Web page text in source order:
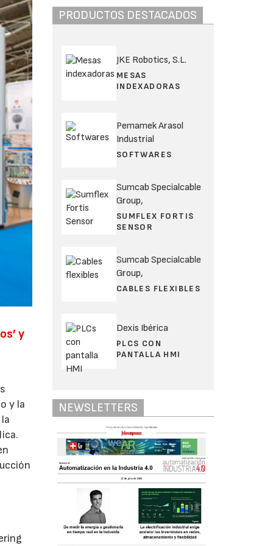
y
y la
PRODUCTOS DESTACADOS
JKE Robotics, S.L.
MESAS
INDEXADORAS
Pemamek Arasol
Industrial
SOFTWARES
Sumcab Specialcable
Group,
SUMFLEX FORTIS
SENSOR
Sumcab Specialcable
Group,
CABLES FLEXIBLES
Dexis Ibérica
PLCS CON
PANTALLA HMI
NEWSLETTERS